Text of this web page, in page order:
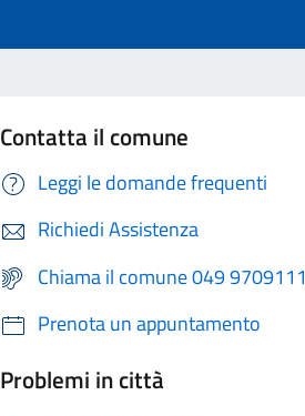
Contatta il comune
Leggi le domande frequenti
Richiedi Assistenza
Chiama il comune 049 9709111
Prenota un appuntamento
Problemi in città